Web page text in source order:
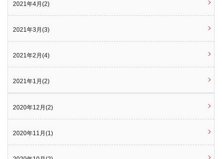
2021年4月(2)
2021年3月(3)
2021年2月(4)
2021年1月(2)
2020年12月(2)
2020年11月(1)